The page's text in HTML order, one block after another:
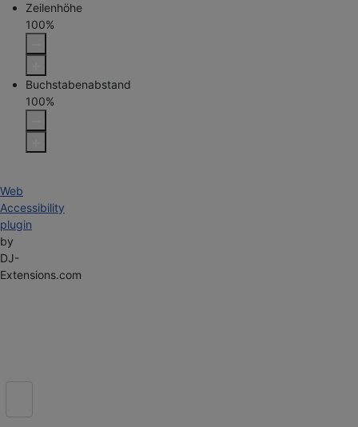
Zeilenhöhe
100%
Buchstabenabstand
100%
Web
Accessibility
plugin
by
DJ-
Extensions.com